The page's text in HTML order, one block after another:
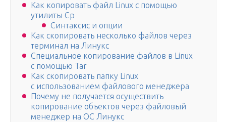
Как копировать файл Linux с помощью
утилиты Cp
Синтаксис и опции
Как скопировать несколько файлов через
терминал на Линукс
Специальное копирование файлов в Linux
с помощью Tar
Как скопировать папку Linux
с использованием файлового менеджера
Почему не получается осуществить
копирование объектов через файловый
менеджер на ОС Линукс